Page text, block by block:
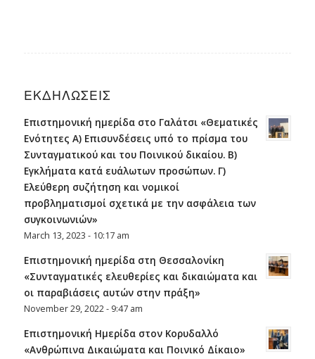
ΕΚΔΗΛΩΣΕΙΣ
Επιστημονική ημερίδα στο Γαλάτσι «Θεματικές
Ενότητες Α) Επισυνδέσεις υπό το πρίσμα του
Συνταγματικού και του Ποινικού δικαίου. Β)
Εγκλήματα κατά ευάλωτων προσώπων. Γ)
Ελεύθερη συζήτηση και νομικοί
προβληματισμοί σχετικά με την ασφάλεια των
συγκοινωνιών»
March 13, 2023 - 10:17 am
Επιστηµονική ηµερίδα στη Θεσσαλονίκη
«Συνταγµατικές ελευθερίες και δικαιώµατα και
οι παραβιάσεις αυτών στην πράξη»
November 29, 2022 - 9:47 am
Επιστημονική Ημερίδα στον Κορυδαλλό
«Ανθρώπινα Δικαιώματα και Ποινικό Δίκαιο»